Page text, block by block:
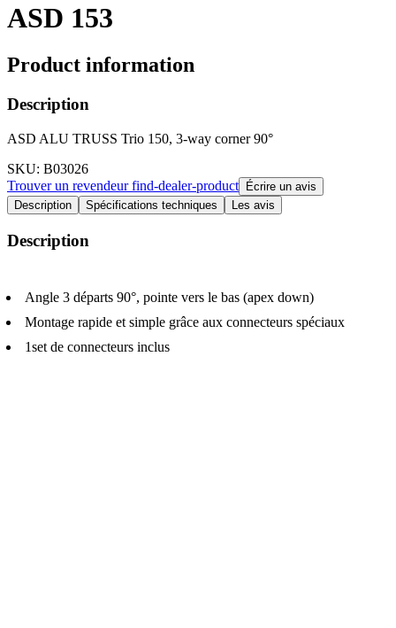
ASD 153
Product information
Description
ASD ALU TRUSS Trio 150, 3-way corner 90°
SKU: B03026
Trouver un revendeurfind-dealer-product
Écrire un avis
Description
Spécifications techniques Les avis
Description
Angle 3 départs 90°, pointe vers le bas (apex down)
Montage rapide et simple grâce aux connecteurs spéciaux
1set de connecteurs inclus